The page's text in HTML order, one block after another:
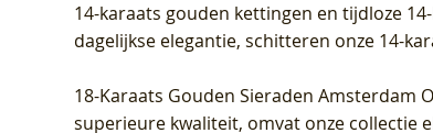
14-karaats gouden kettingen en tijdloze
dagelijkse elegantie, schitteren onze 14-
18-Karaats Gouden Sieraden Amsterdam
superieure kwaliteit, omvat onze collectie